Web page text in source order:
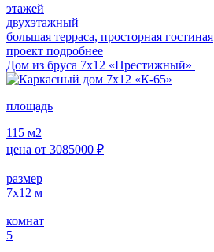
этажей
двухэтажный
большая терраса, просторная гостиная
проект подробнее
Дом из бруса 7х12 «Престижный»
площадь
115 м2
цена от 3085000 ₽
размер
7х12 м
комнат
5